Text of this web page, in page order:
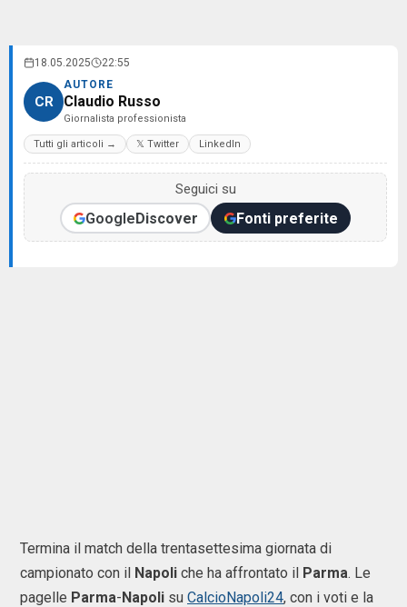
18.05.2025 22:55
CR
AUTORE
Claudio Russo
Giornalista professionista
Tutti gli articoli → 𝕏 Twitter LinkedIn
Seguici su
GoogleDiscover Fonti preferite
Termina il match della trentasettesima giornata di
campionato con il Napoli che ha affrontato il Parma. Le
pagelle Parma-Napoli su CalcioNapoli24, con i voti e la